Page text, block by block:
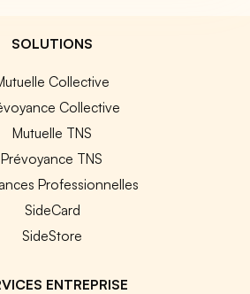
SOLUTIONS
Collective
Collective
Mutuelle TNS
Prévoyance TNS
Professionnelles
SideCard
SideStore
ENTREPRISE